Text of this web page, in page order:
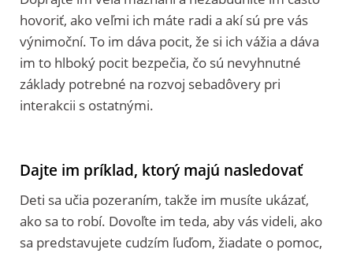
hovoriť, ako veľmi ich máte radi a akí sú pre vás
výnimoční. To im dáva pocit, že si ich vážia a dáva
im to hlboký pocit bezpečia, čo sú nevyhnutné
základy potrebné na rozvoj sebadôvery pri
interakcii s ostatnými.
Dajte im príklad, ktorý majú nasledovať
Deti sa učia pozeraním, takže im musíte ukázať,
ako sa to robí. Dovoľte im teda, aby vás videli, ako
sa predstavujete cudzím ľuďom, žiadate o pomoc,